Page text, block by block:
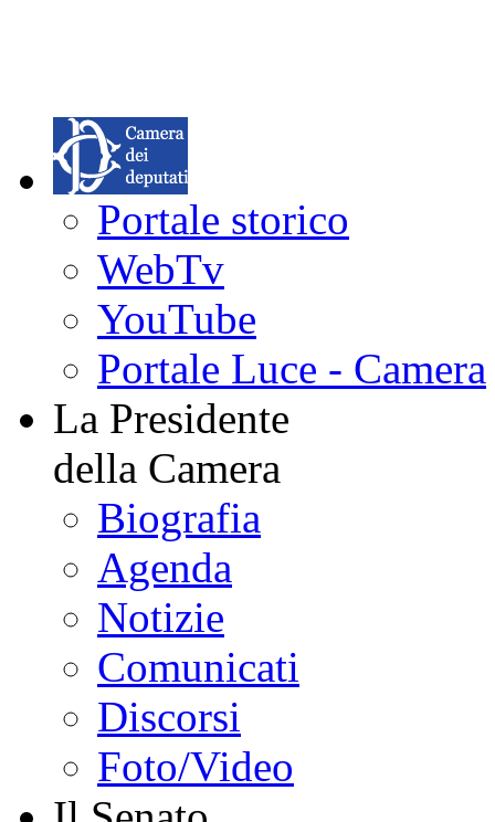
Portale storico
WebTv
YouTube
Portale Luce - Camera
La Presidente
della Camera
Biografia
Agenda
Notizie
Comunicati
Discorsi
Foto/Video